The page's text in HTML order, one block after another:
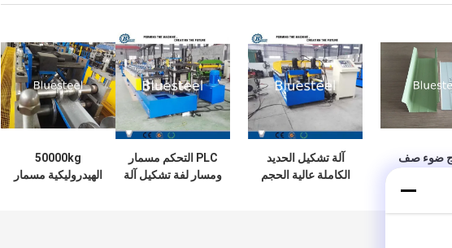
ضوء صف
لفة تشكيل
آلة تشكيل الحديد
الكاملة عالية الحجم
PLC التحكم مسمار
ومسار لفة تشكيل آلة
50000kg
الهيدروليكية مسمار